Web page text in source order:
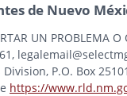
de Nuevo
UN PROBLEMA
P.O. Box
https://